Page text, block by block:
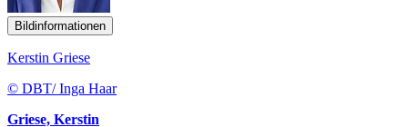
Bildinformationen
Kerstin Griese
© DBT/ Inga Haar
Griese, Kerstin